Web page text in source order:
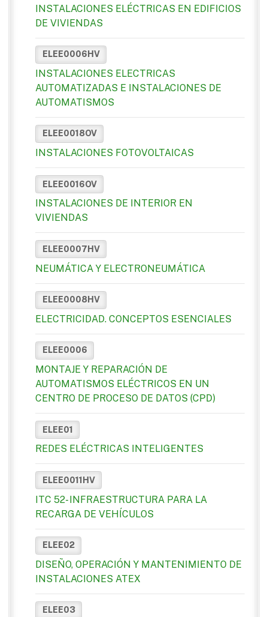
INSTALACIONES ELÉCTRICAS EN EDIFICIOS
DE VIVIENDAS
ELEE0006HV
INSTALACIONES ELECTRICAS
AUTOMATIZADAS E INSTALACIONES DE
AUTOMATISMOS
ELEE0018OV
INSTALACIONES FOTOVOLTAICAS
ELEE0016OV
INSTALACIONES DE INTERIOR EN
VIVIENDAS
ELEE0007HV
NEUMÁTICA Y ELECTRONEUMÁTICA
ELEE0008HV
ELECTRICIDAD. CONCEPTOS ESENCIALES
ELEE0006
MONTAJE Y REPARACIÓN DE
AUTOMATISMOS ELÉCTRICOS EN UN
CENTRO DE PROCESO DE DATOS (CPD)
ELEE01
REDES ELÉCTRICAS INTELIGENTES
ELEE0011HV
ITC 52- INFRAESTRUCTURA PARA LA
RECARGA DE VEHÍCULOS
ELEE02
DISEÑO, OPERACIÓN Y MANTENIMIENTO DE
INSTALACIONES ATEX
ELEE03